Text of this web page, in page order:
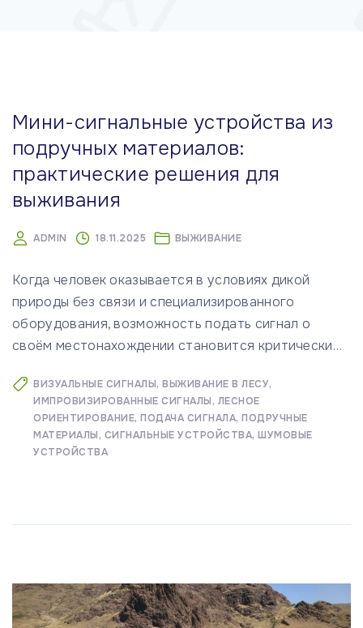
Мини-сигнальные устройства из
подручных материалов:
практические решения для
выживания
ADMIN 18.11.2025 ВЫЖИВАНИЕ
Когда человек оказывается в условиях дикой
природы без связи и специализированного
оборудования, возможность подать сигнал о
своём местонахождении становится критически…
ВИЗУАЛЬНЫЕ СИГНАЛЫ ВЫЖИВАНИЕ В ЛЕСУ
ИМПРОВИЗИРОВАННЫЕ СИГНАЛЫ ЛЕСНОЕ
ОРИЕНТИРОВАНИЕ ПОДАЧА СИГНАЛА ПОДРУЧНЫЕ
МАТЕРИАЛЫ СИГНАЛЬНЫЕ УСТРОЙСТВА ШУМОВЫЕ
УСТРОЙСТВА